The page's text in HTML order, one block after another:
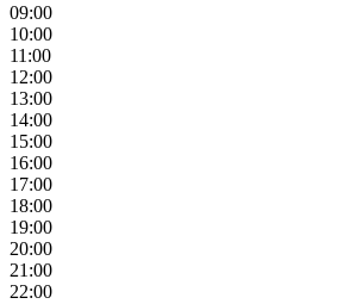
09:00
10:00
11:00
12:00
13:00
14:00
15:00
16:00
17:00
18:00
19:00
20:00
21:00
22:00